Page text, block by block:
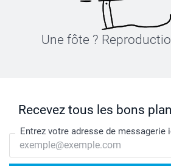
Une fôte ?
Recevez tous les bons
Entrez votre adresse de messagerie